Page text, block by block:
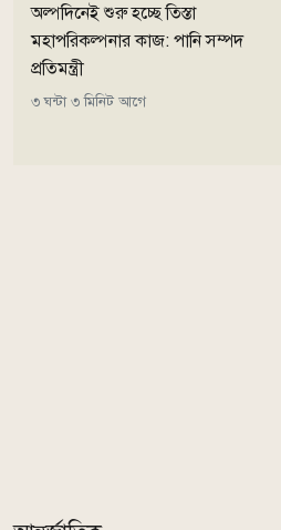
অল্পদিনেই শুরু হচ্ছে তিস্তা
মহাপরিকল্পনার কাজ: পানি সম্পদ
প্রতিমন্ত্রী
৩ ঘন্টা ৩ মিনিট আগে